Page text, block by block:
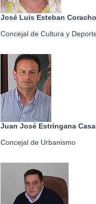
José Luis Esteban Coracho
Concejal de Cultura y
Juan José Estringana
Concejal de Urbanismo